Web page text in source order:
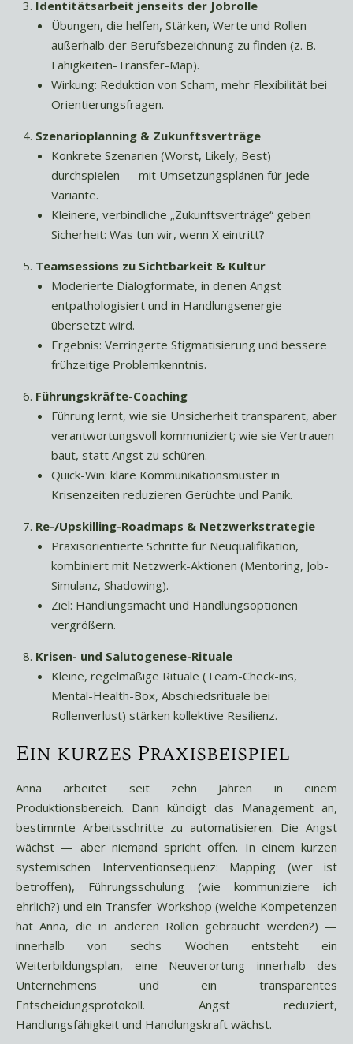
Identitätsarbeit jenseits der Jobrolle
Übungen, die helfen, Stärken, Werte und Rollen
außerhalb der Berufsbezeichnung zu finden (z. B.
Fähigkeiten-Transfer-Map).
Wirkung: Reduktion von Scham, mehr Flexibilität bei
Orientierungsfragen.
Szenarioplanning & Zukunftsverträge
Konkrete Szenarien (Worst, Likely, Best)
durchspielen — mit Umsetzungsplänen für jede
Variante.
Kleinere, verbindliche „Zukunftsverträge“ geben
Sicherheit: Was tun wir, wenn X eintritt?
Teamsessions zu Sichtbarkeit & Kultur
Moderierte Dialogformate, in denen Angst
entpathologisiert und in Handlungsenergie
übersetzt wird.
Ergebnis: Verringerte Stigmatisierung und bessere
frühzeitige Problemkenntnis.
Führungskräfte-Coaching
Führung lernt, wie sie Unsicherheit transparent, aber
verantwortungsvoll kommuniziert; wie sie Vertrauen
baut, statt Angst zu schüren.
Quick-Win: klare Kommunikationsmuster in
Krisenzeiten reduzieren Gerüchte und Panik.
Re-/Upskilling-Roadmaps & Netzwerkstrategie
Praxisorientierte Schritte für Neuqualifikation,
kombiniert mit Netzwerk-Aktionen (Mentoring, Job-
Simulanz, Shadowing).
Ziel: Handlungsmacht und Handlungsoptionen
vergrößern.
Krisen- und Salutogenese-Rituale
Kleine, regelmäßige Rituale (Team-Check-ins,
Mental-Health-Box, Abschiedsrituale bei
Rollenverlust) stärken kollektive Resilienz.
Ein kurzes Praxisbeispiel
Anna arbeitet seit zehn Jahren in einem
Produktionsbereich. Dann kündigt das Management an,
bestimmte Arbeitsschritte zu automatisieren. Die Angst
wächst — aber niemand spricht offen. In einem kurzen
systemischen Interventionsequenz: Mapping (wer ist
betroffen), Führungsschulung (wie kommuniziere ich
ehrlich?) und ein Transfer-Workshop (welche Kompetenzen
hat Anna, die in anderen Rollen gebraucht werden?) —
innerhalb von sechs Wochen entsteht ein
Weiterbildungsplan, eine Neuverortung innerhalb des
Unternehmens und ein transparentes
Entscheidungsprotokoll. Angst reduziert,
Handlungsfähigkeit und Handlungskraft wächst.